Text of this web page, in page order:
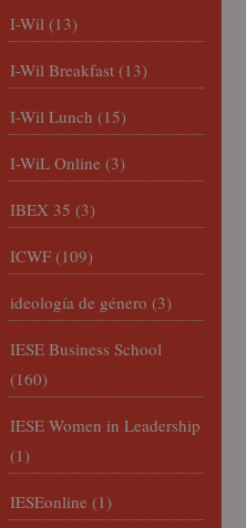
I-Wil (13)
I-Wil Breakfast (13)
I-Wil Lunch (15)
I-WiL Online (3)
IBEX 35 (3)
ICWF (109)
ideología de género (3)
IESE Business School
(160)
IESE Women in Leadership
(1)
IESEonline (1)